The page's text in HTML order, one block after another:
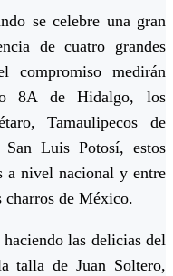
se celebre una gran
de cuatro grandes
compromiso medirán
8A de Hidalgo, los
Tamaulipecos de
Luis Potosí, estos
a nivel nacional y entre
charros de México.
las delicias del
talla de Juan Soltero,